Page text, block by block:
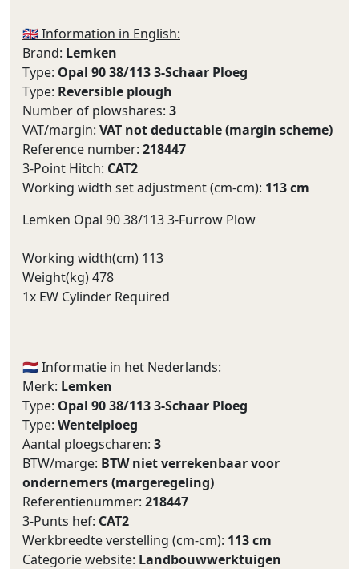
🇬🇧 Information in English:
Brand: Lemken
Type: Opal 90 38/113 3-Schaar Ploeg
Type: Reversible plough
Number of plowshares: 3
VAT/margin: VAT not deductable (margin scheme)
Reference number: 218447
3-Point Hitch: CAT2
Working width set adjustment (cm-cm): 113 cm
Lemken Opal 90 38/113 3-Furrow Plow
Working width(cm) 113
Weight(kg) 478
1x EW Cylinder Required
🇳🇱 Informatie in het Nederlands:
Merk: Lemken
Type: Opal 90 38/113 3-Schaar Ploeg
Type: Wentelploeg
Aantal ploegscharen: 3
BTW/marge: BTW niet verrekenbaar voor
ondernemers (margeregeling)
Referentienummer: 218447
3-Punts hef: CAT2
Werkbreedte verstelling (cm-cm): 113 cm
Categorie website: Landbouwwerktuigen